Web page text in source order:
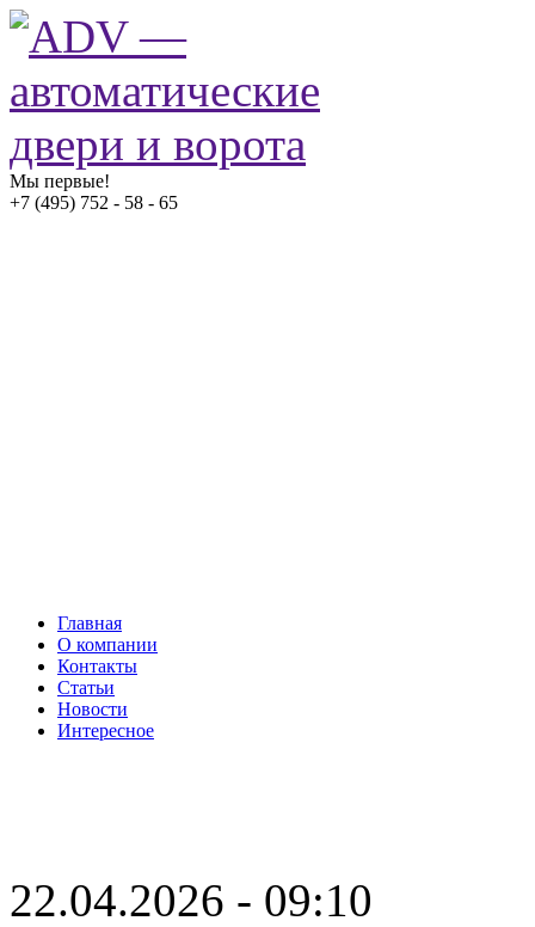
Мы первые!
+7 (495) 752 - 58 - 65
Главная
О компании
Контакты
Статьи
Новости
Интересное
22.04.2026 - 09:10